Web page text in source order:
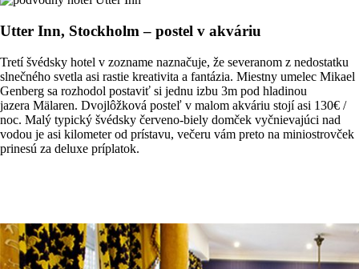
Utter Inn, Stockholm – postel v akváriu
Tretí švédsky hotel v zozname naznačuje, že severanom z nedostatku
slnečného svetla asi rastie kreativita a fantázia. Miestny umelec Mikael
Genberg sa rozhodol postaviť si jednu izbu 3m pod hladinou
jazera Mälaren. Dvojlôžková posteľ v malom akváriu stojí asi 130€ /
noc. Malý typický švédsky červeno-biely domček vyčnievajúci nad
vodou je asi kilometer od prístavu, večeru vám preto na miniostrovček
prinesú za deluxe príplatok.